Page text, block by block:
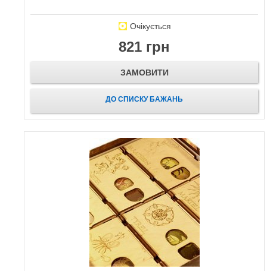
Очікується
821 грн
ЗАМОВИТИ
ДО СПИСКУ БАЖАНЬ